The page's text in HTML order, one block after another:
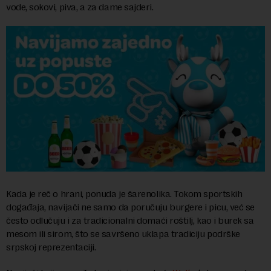
vode, sokovi, piva, a za dame sajderi.
Kada je reč o hrani, ponuda je šarenolika. Tokom sportskih
događaja, navijači ne samo da poručuju burgere i picu, već se
često odlučuju i za tradicionalni domaći roštilj, kao i burek sa
mesom ili sirom, što se savršeno uklapa tradiciju podrške
srpskoj reprezentaciji.